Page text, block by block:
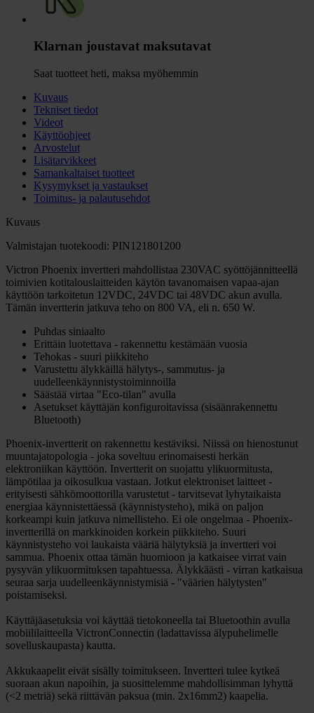
Klarnan joustavat maksutavat
Saat tuotteet heti, maksa myöhemmin
Kuvaus
Tekniset tiedot
Videot
Käyttöohjeet
Arvostelut
Lisätarvikkeet
Samankaltaiset tuotteet
Kysymykset ja vastaukset
Toimitus- ja palautusehdot
Kuvaus
Valmistajan tuotekoodi: PIN121801200
Victron Phoenix invertteri mahdollistaa 230VAC syöttöjännitteellä
toimivien kotitalouslaitteiden käytön tavanomaisen vapaa-ajan
käyttöön tarkoitetun 12VDC, 24VDC tai 48VDC akun avulla.
Tämän invertterin jatkuva teho on 800 VA, eli n. 650 W.
Puhdas siniaalto
Erittäin luotettava - rakennettu kestämään vuosia
Tehokas - suuri piikkiteho
Varustettu älykkäillä hälytys-, sammutus- ja
uudelleenkäynnistystoiminnoilla
Säästää virtaa "Eco-tilan" avulla
Asetukset käyttäjän konfiguroitavissa (sisäänrakennettu
Bluetooth)
Phoenix-invertterit on rakennettu kestäviksi. Niissä on hienostunut
muuntajatopologia - joka soveltuu erinomaisesti herkän
elektroniikan käyttöön. Invertterit on suojattu ylikuormitusta,
lämpötilaa ja oikosulkua vastaan. Jotkut elektroniset laitteet -
erityisesti sähkömoottorilla varustetut - tarvitsevat lyhytaikaista
energiaa käynnistettäessä (käynnistysteho), mikä on paljon
korkeampi kuin jatkuva nimellisteho. Ei ole ongelmaa - Phoenix-
invertterillä on markkinoiden korkein piikkiteho. Suuri
käynnistysteho voi laukaista vääriä hälytyksiä ja invertteri voi
sammua. Phoenix ottaa tämän huomioon ja katkaisee virrat vain
pysyvän ylikuormituksen tapahtuessa. Älykkäästi - virran katkaisua
seuraa sarja uudelleenkäynnistymisiä - "väärien hälytysten"
poistamiseksi.
Käyttäjäasetuksia voi käyttää tietokoneella tai Bluetoothin avulla
mobiililaitteella VictronConnectin (ladattavissa älypuhelimelle
sovelluskaupasta) kautta.
Akkukaapelit eivät sisälly toimitukseen. Invertteri tulee kytkeä
suoraan akun napoihin, ja suosittelemme mahdollisimman lyhyttä
(<2 metriä) sekä riittävän paksua (min. 2x16mm2) kaapelia.